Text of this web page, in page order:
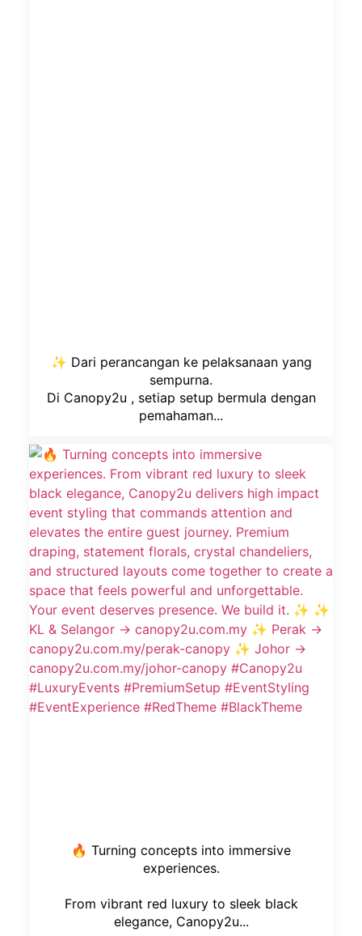
✨ Dari perancangan ke pelaksanaan yang
sempurna.
Di Canopy2u , setiap setup bermula dengan
pemahaman...
🔥 Turning concepts into immersive
experiences.
From vibrant red luxury to sleek black
elegance, Canopy2u...